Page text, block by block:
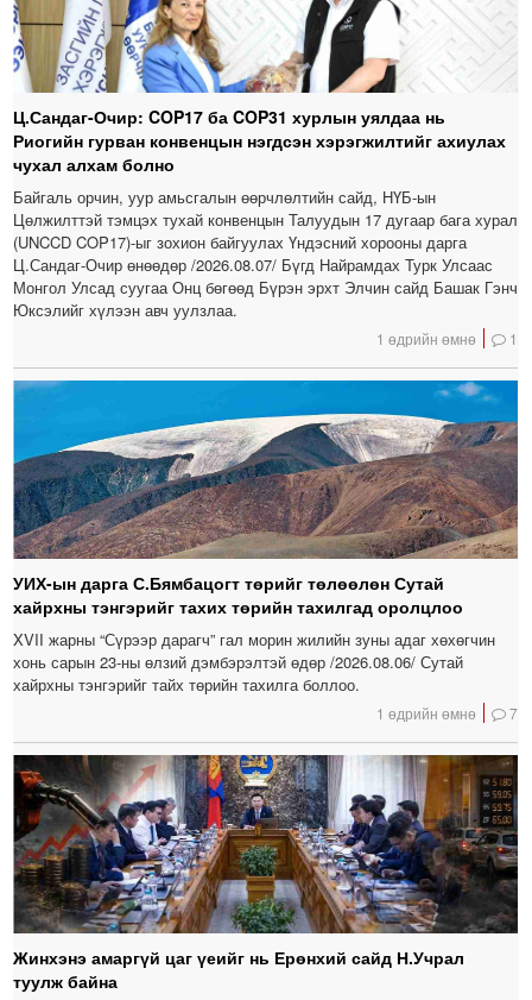
Ц.Сандаг-Очир: COP17 ба COP31 хурлын уялдаа нь
Риогийн гурван конвенцын нэгдсэн хэрэгжилтийг ахиулах
чухал алхам болно
Байгаль орчин, уур амьсгалын өөрчлөлтийн сайд, НҮБ-ын
Цөлжилттэй тэмцэх тухай конвенцын Талуудын 17 дугаар бага хурал
(UNCCD COP17)-ыг зохион байгуулах Үндэсний хорооны дарга
Ц.Сандаг-Очир өнөөдөр /2026.08.07/ Бүгд Найрамдах Турк Улсаас
Монгол Улсад суугаа Онц бөгөөд Бүрэн эрхт Элчин сайд Башак Гэнч
Юксэлийг хүлээн авч уулзлаа.
1 өдрийн өмнө 1
УИХ-ын дарга С.Бямбацогт төрийг төлөөлөн Сутай
хайрхны тэнгэрийг тахих төрийн тахилгад оролцлоо
XVII жарны “Сүрээр дарагч” гал морин жилийн зуны адаг хөхөгчин
хонь сарын 23-ны өлзий дэмбэрэлтэй өдөр /2026.08.06/ Сутай
хайрхны тэнгэрийг тайх төрийн тахилга боллоо.
1 өдрийн өмнө 7
Жинхэнэ амаргүй цаг үеийг нь Ерөнхий сайд Н.Учрал
туулж байна